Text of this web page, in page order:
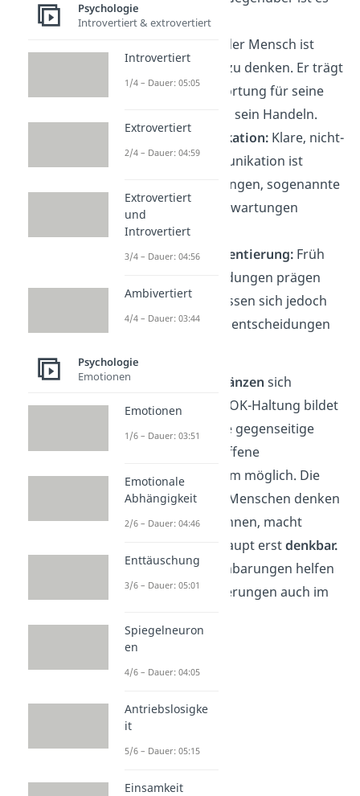
ebenfalls.
Jeder Mensch ist
grundsätzlich fähig zu denken. Er trägt
also selbst Verantwortung für seine
Entscheidungen und sein Handeln.
Offene Kommunikation: Klare, nicht-
manipulative Kommunikation ist
möglich. Vereinbarungen, sogenannte
Verträge, machen Erwartungen
transparent.
Entscheidungsorientierung: Früh
getroffene Entscheidungen prägen
das Verhalten. Sie lassen sich jedoch
durch bewusste Neuentscheidungen
Diese Prinzipien
ergänzen sich
gegenseitig. Die OK-OK-Haltung bildet
dieBasis,
denn ohne gegenseitige
Wertschätzung ist offene
Kommunikation kaum möglich. Die
Überzeugung, dass Menschen denken
und entscheiden können, macht
überhaupt erstdenkbar.
Und konkrete Vereinbarungen helfen
dabei, diese Veränderungen auch im
Psychologie
Introvertiert & extrovertiert
Introvertiert
1/4 – Dauer: 05:05
Extrovertiert
2/4 – Dauer: 04:59
Extrovertiert
und
Introvertiert
3/4 – Dauer: 04:56
Ambivertiert
4/4 – Dauer: 03:44
Psychologie
Emotionen
Emotionen
1/6 – Dauer: 03:51
Emotionale
Abhängigkeit
2/6 – Dauer: 04:46
Enttäuschung
3/6 – Dauer: 05:01
Spiegelneuron
en
4/6 – Dauer: 04:05
Antriebslosigke
it
5/6 – Dauer: 05:15
Einsamkeit